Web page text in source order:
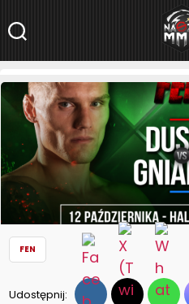
NaszeMMA.pl»Aktualności»Polskie
Gniadkiem hitowym starciem
FEN
Udostępnij: